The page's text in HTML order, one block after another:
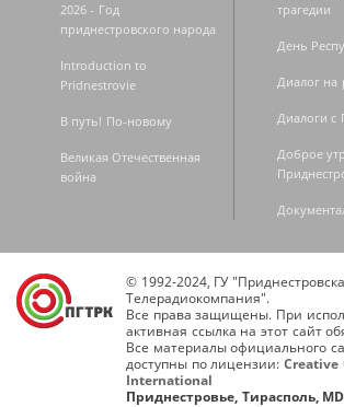
2026 - Год
приднестровского народа
Introduction to
Pridnestrovie
В путь! По-новому
Великая Отечественная
война
трагедии
День
Диалог на
Диалоги с
Доброе
© 1992-2024, ГУ
Телерадиокомпания".
Все права защищены. При
активная ссылка на этот сайт
Все материалы официального
доступны по лицензии: Creative
International
Приднестровье, Тирасполь,